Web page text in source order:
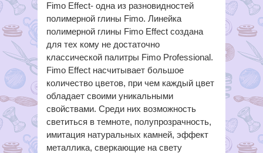
Fimo Effect- одна из разновидностей
полимерной глины Fimo. Линейка
полимерной глины Fimo Effect создана
для тех кому не достаточно
классической палитры Fimo Professional.
Fimo Effect насчитывает большое
количество цветов, при чем каждый цвет
обладает своими уникальными
свойствами. Среди них возможность
светиться в темноте, полупрозрачность,
имитация натуральных камней, эффект
металлика, сверкающие на свету